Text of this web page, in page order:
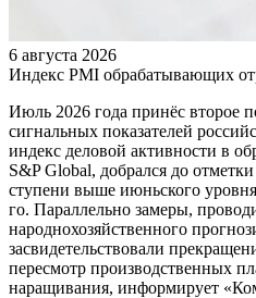
6 августа 2026
Индекс PMI обрабатывающих
Июль 2026 года принёс второе
сигнальных показателей
индекс деловой активности в
S&P Global, добрался до
ступени выше июньского
го. Параллельно замеры,
народнохозяйственного
засвидетельствовали
пересмотр производственных
наращивания, информирует